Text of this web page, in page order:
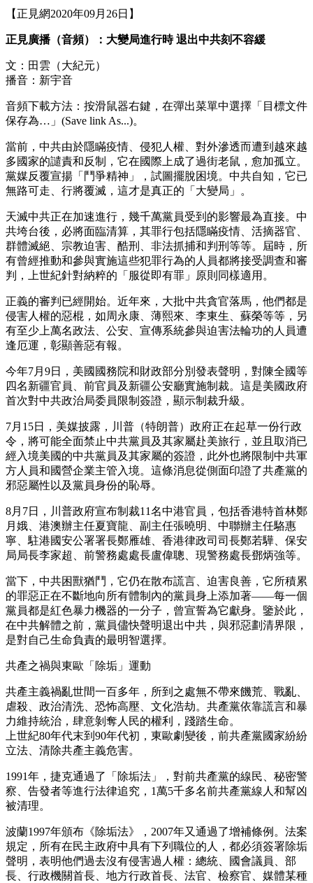
【正見網2020年09月26日】
正見廣播（音頻）：大變局進行時 退出中共刻不容緩
文：田雲（大紀元）
播音：新宇音
音頻下載方法：按滑鼠器右鍵，在彈出菜單中選擇「目標文件
保存為…」(Save link As...)。
當前，中共由於隱瞞疫情、侵犯人權、對外滲透而遭到越來越
多國家的譴責和反制，它在國際上成了過街老鼠，愈加孤立。
黨媒反覆宣揚「鬥爭精神」，試圖擺脫困境。中共自知，它已
無路可走、行將覆滅，這才是真正的「大變局」。
天滅中共正在加速進行，幾千萬黨員受到的影響最為直接。中
共垮台後，必將面臨清算，其罪行包括隱瞞疫情、活摘器官、
群體滅絕、宗教迫害、酷刑、非法抓捕和判刑等等。屆時，所
有曾經推動和參與實施這些犯罪行為的人員都將接受調查和審
判，上世紀針對納粹的「服從即有罪」原則同樣適用。
正義的審判已經開始。近年來，大批中共貪官落馬，他們都是
侵害人權的惡棍，如周永康、薄熙來、李東生、蘇榮等等，另
有至少上萬名政法、公安、宣傳系統參與迫害法輪功的人員遭
逢厄運，彰顯善惡有報。
今年7月9日，美國國務院和財政部分別發表聲明，對陳全國等
四名新疆官員、前官員及新疆公安廳實施制裁。這是美國政府
首次對中共政治局委員限制簽證，顯示制裁升級。
7月15日，美媒披露，川普（特朗普）政府正在起草一份行政
令，將可能全面禁止中共黨員及其家屬赴美旅行，並且取消已
經入境美國的中共黨員及其家屬的簽證，此外也將限制中共軍
方人員和國營企業主管入境。這條消息從側面印證了共產黨的
邪惡屬性以及黨員身份的恥辱。
8月7日，川普政府宣布制裁11名中港官員，包括香港特首林鄭
月娥、港澳辦主任夏寶龍、副主任張曉明、中聯辦主任駱惠
寧、駐港國安公署署長鄭雁雄、香港律政司司長鄭若驊、保安
局局長李家超、前警務處處長盧偉聰、現警務處長鄧炳強等。
當下，中共困獸猶鬥，它仍在散布謊言、迫害良善，它所積累
的罪惡正在不斷地向所有體制內的黨員身上添加著——每一個
黨員都是紅色暴力機器的一分子，曾宣誓為它獻身。鑒於此，
在中共解體之前，黨員儘快聲明退出中共，與邪惡劃清界限，
是對自己生命負責的最明智選擇。
共產之禍與東歐「除垢」運動
共產主義禍亂世間一百多年，所到之處無不帶來饑荒、戰亂、
虐殺、政治清洗、恐怖高壓、文化浩劫。共產黨依靠謊言和暴
力維持統治，肆意剝奪人民的權利，踐踏生命。
上世紀80年代末到90年代初，東歐劇變後，前共產黨國家紛紛
立法、清除共產主義危害。
1991年，捷克通過了「除垢法」，對前共產黨的線民、秘密警
察、告發者等進行法律追究，1萬5千多名前共產黨線人和幫凶
被清理。
波蘭1997年頒布《除垢法》，2007年又通過了增補條例。法案
規定，所有在民主政府中具有下列職位的人，都必須簽署除垢
聲明，表明他們過去沒有侵害過人權：總統、國會議員、部
長、行政機關首長、地方行政首長、法官、檢察官、媒體某種